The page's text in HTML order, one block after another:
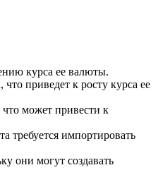
курса ее валюты.
приведет к росту курса ее
может привести к
требуется импортировать
они могут создавать